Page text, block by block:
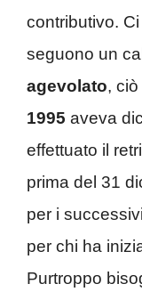
contributivo.
seguono un
agevolato,
1995 aveva
effettuato il
prima del 31
per i
per chi ha
Purtroppo